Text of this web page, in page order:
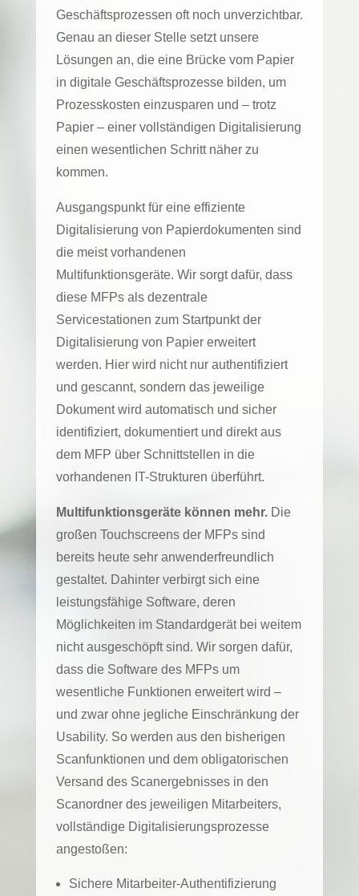
Geschäftsprozessen oft noch unverzichtbar.
Genau an dieser Stelle setzt unsere
Lösungen an, die eine Brücke vom Papier
in digitale Geschäftsprozesse bilden, um
Prozesskosten einzusparen und – trotz
Papier – einer vollständigen Digitalisierung
einen wesentlichen Schritt näher zu
kommen.
Ausgangspunkt für eine effiziente
Digitalisierung von Papierdokumenten sind
die meist vorhandenen
Multifunktionsgeräte. Wir sorgt dafür, dass
diese MFPs als dezentrale
Servicestationen zum Startpunkt der
Digitalisierung von Papier erweitert
werden. Hier wird nicht nur authentifiziert
und gescannt, sondern das jeweilige
Dokument wird automatisch und sicher
identifiziert, dokumentiert und direkt aus
dem MFP über Schnittstellen in die
vorhandenen IT-Strukturen überführt.
Multifunktionsgeräte können mehr.Die
großen Touchscreens der MFPs sind
bereits heute sehr anwenderfreundlich
gestaltet. Dahinter verbirgt sich eine
leistungsfähige Software, deren
Möglichkeiten im Standardgerät bei weitem
nicht ausgeschöpft sind. Wir sorgen dafür,
dass die Software des MFPs um
wesentliche Funktionen erweitert wird –
und zwar ohne jegliche Einschränkung der
Usability. So werden aus den bisherigen
Scanfunktionen und dem obligatorischen
Versand des Scanergebnisses in den
Scanordner des jeweiligen Mitarbeiters,
vollständige Digitalisierungsprozesse
angestoßen:
Sichere Mitarbeiter-Authentifizierung